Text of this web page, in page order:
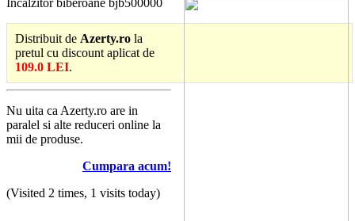
Distribuit de Azerty.ro la
pretul cu discount aplicat de
109.0 LEI.
Nu uita ca Azerty.ro are in
paralel si alte reduceri online la
mii de produse.
Cumpara acum!
(Visited 2 times, 1 visits today)